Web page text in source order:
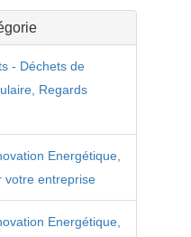
- Déchets de
Regards
Energétique,
votre entreprise
Energétique,